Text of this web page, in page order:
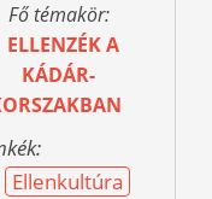
Fő témakör:
ELLENZÉK A
KÁDÁR-
Ellenkultúra